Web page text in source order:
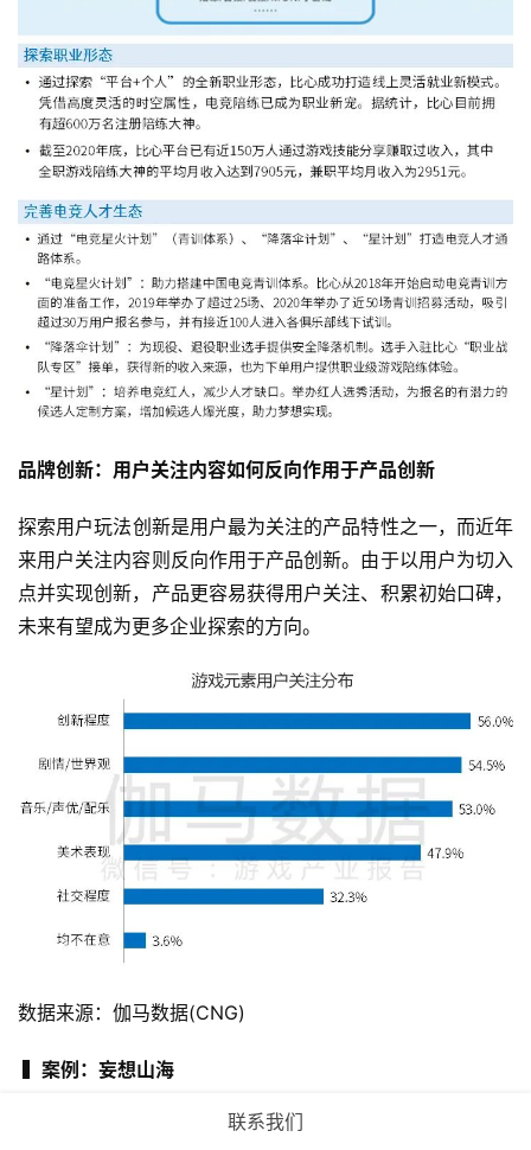
品牌创新：用户关注内容如何反向作用于产品创新
探索用户玩法创新是用户最为关注的产品特性之一，而近年
来用户关注内容则反向作用于产品创新。由于以用户为切入
点并实现创新，产品更容易获得用户关注、积累初始口碑，
未来有望成为更多企业探索的方向。
数据来源：伽马数据(CNG)
▍案例：妄想山海
“养鲲”“异兽吞噬”成创新玩法品牌标签
联系我们